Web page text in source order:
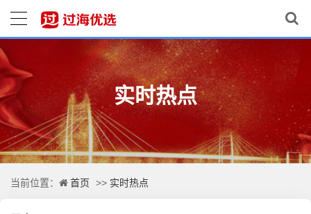
实时热点
当前位置： 首页 >> 实时热点